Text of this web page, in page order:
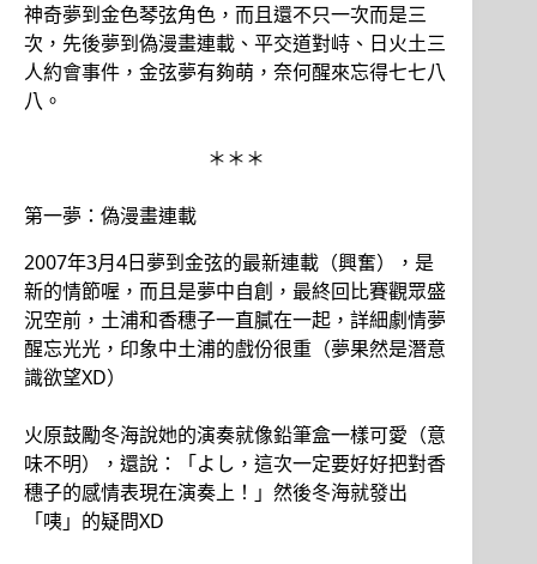
神奇夢到金色琴弦角色，而且還不只一次而是三
次，先後夢到偽漫畫連載、平交道對峙、日火土三
人約會事件，金弦夢有夠萌，奈何醒來忘得七七八
八。
＊＊＊
第一夢：偽漫畫連載
2007年3月4日夢到金弦的最新連載（興奮），是
新的情節喔，而且是夢中自創，最終回比賽觀眾盛
況空前，土浦和香穗子一直膩在一起，詳細劇情夢
醒忘光光，印象中土浦的戲份很重（夢果然是潛意
識欲望XD）
火原鼓勵冬海說她的演奏就像鉛筆盒一樣可愛（意
味不明），還說：「よし，這次一定要好好把對香
穗子的感情表現在演奏上！」然後冬海就發出
「咦」的疑問XD